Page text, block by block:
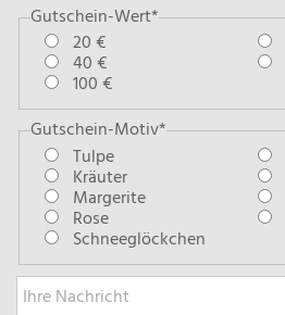
Pflichtfeld
Gutschein-Wert*
20 €
40 €
100 €
Pflichtfeld
Gutschein-Motiv*
Tulpe
Kräuter
Margerite
Rose
Schneeglöckchen